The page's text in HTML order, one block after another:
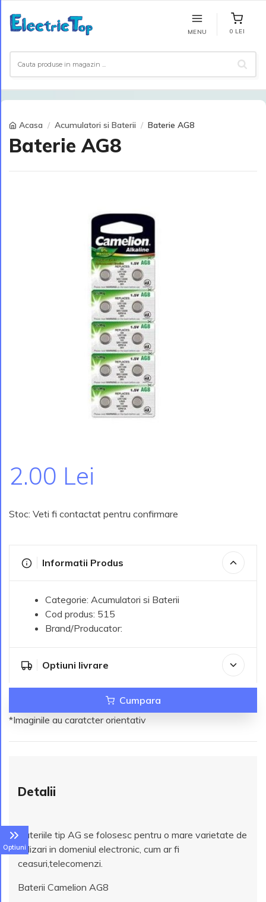
MENU 0 LEI
Acasa Acumulatori si Baterii Baterie AG8
Baterie AG8
Optiuni
2.00 Lei
Stoc: Veti fi contactat pentru confirmare
Informatii Produs
Categorie: Acumulatori si Baterii
Cod produs: 515
Brand/Producator:
Optiuni livrare
Cumpara
*Imaginile au caratcter orientativ
Detalii
Bateriile tip AG se folosesc pentru o mare varietate de
utilizari in domeniul electronic, cum ar fi
ceasuri,telecomenzi.
Baterii Camelion AG8